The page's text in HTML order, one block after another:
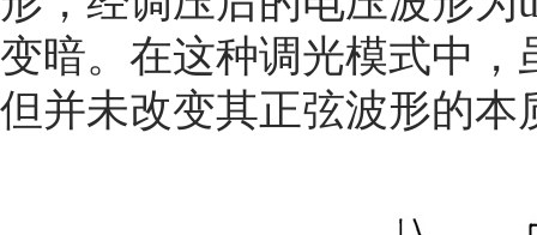
变暗。在这种调光模式中
但并未改变其正弦波形的本